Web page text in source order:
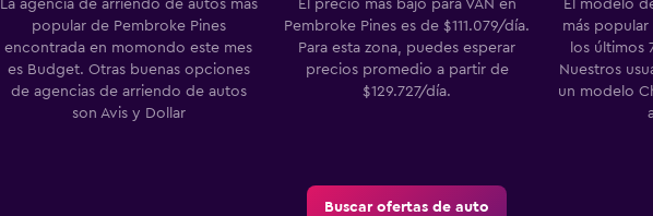
La agencia de arriendo de autos más
popular de Pembroke Pines
encontrada en momondo este mes
es Budget. Otras buenas opciones
de agencias de arriendo de autos
son Avis y Dollar
El precio más bajo para VAN en
Pembroke Pines es de $111.079/día.
Para esta zona, puedes esperar
precios promedio a partir de
$129.727/día.
El modelo
más popular
los últimos
Nuestros
un modelo
Buscar ofertas de auto